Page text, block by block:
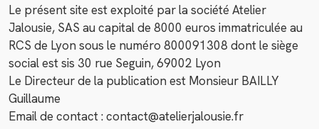
Le présent site est exploité par la société Atelier
Jalousie, SAS au capital de 8000 euros immatriculée au
RCS de Lyon sous le numéro 800091308 dont le siège
social est sis 30 rue Seguin, 69002 Lyon
Le Directeur de la publication est Monsieur BAILLY
Guillaume
Email de contact : contact@atelierjalousie.fr